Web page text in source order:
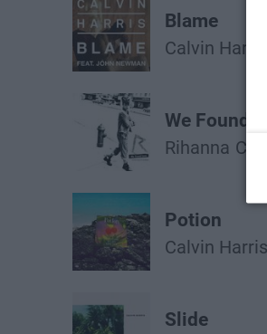
Blame
Calvin Harris
We Found
Rihanna
Potion
Calvin Harris
Slide